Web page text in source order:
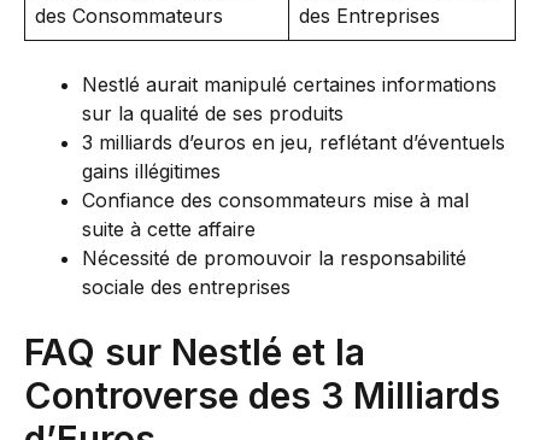
des Consommateurs
des Entreprises
Nestlé aurait manipulé certaines informations
sur la qualité de ses produits
3 milliards d’euros en jeu, reflétant d’éventuels
gains illégitimes
Confiance des consommateurs mise à mal
suite à cette affaire
Nécessité de promouvoir la responsabilité
sociale des entreprises
FAQ sur Nestlé et la
Controverse des 3 Milliards